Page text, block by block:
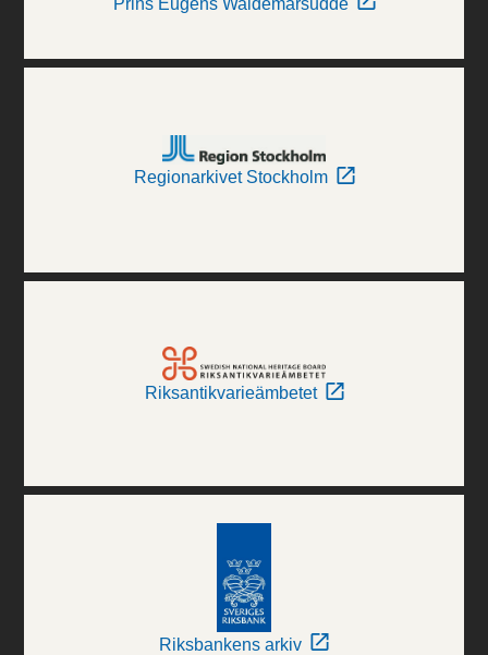
Regionarkivet Stockholm
Riksantikvarieämbetet
Riksbankens arkiv